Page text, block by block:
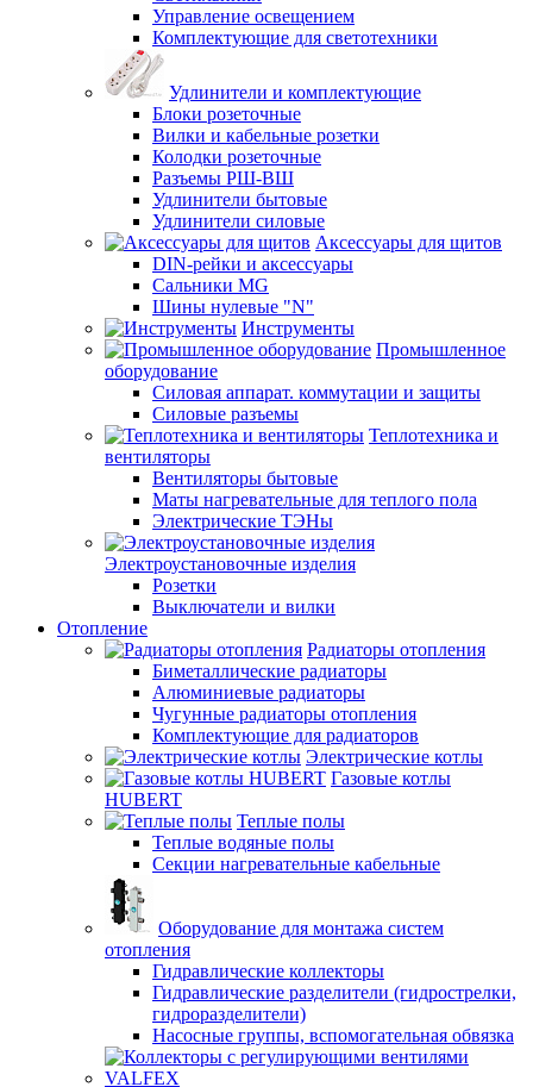
Управление освещением
Комплектующие для светотехники
Удлинители и комплектующие
Блоки розеточные
Вилки и кабельные розетки
Колодки розеточные
Разъемы РШ-ВШ
Удлинители бытовые
Удлинители силовые
Аксессуары для щитов
DIN-рейки и аксессуары
Сальники MG
Шины нулевые "N"
Инструменты
Промышленное
оборудование
Силовая аппарат. коммутации и защиты
Силовые разъемы
Теплотехника и
вентиляторы
Вентиляторы бытовые
Маты нагревательные для теплого пола
Электрические ТЭНы
Электроустановочные изделия
Розетки
Выключатели и вилки
Отопление
Радиаторы отопления
Биметаллические радиаторы
Алюминиевые радиаторы
Чугунные радиаторы отопления
Комплектующие для радиаторов
Электрические котлы
Газовые котлы
HUBERT
Теплые полы
Теплые водяные полы
Секции нагревательные кабельные
Оборудование для монтажа систем
отопления
Гидравлические коллекторы
Гидравлические разделители (гидрострелки,
гидроразделители)
Насосные группы, вспомогательная обвязка